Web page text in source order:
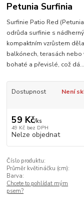
Petunia Surfinia
Surfinie Patio Red
odrůda surfinie s
kompaktním vzrůstem
balkónech, terasách nebo
bohaté a převislé, což dá...
Dostupnost Není
59 Kč/ks
49 Kč bez DPH
Nelze objednat
Číslo produktu:
Průměr květináčku (cm):
Barva:
Chcete to pohlídat mým
psem?